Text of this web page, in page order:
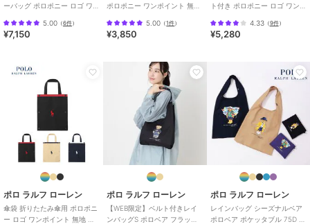
ーバッグ ポロポニー ロゴ ワン
5.00 （6件）
¥7,150
ポロポニー ワンポイント 無地
5.00 （1件）
¥3,850
ト付き ポロポニー ロゴ ワンポ
4.33（9件）
¥5,280
ポロ ラルフ ローレン
傘袋 折りたたみ傘用 ポロポニ
ー ロゴ ワンポイント 無地 パ
ポロ ラルフ ローレン
【WEB限定】ベルト付きレイ
ンバッグS ポロベア フラッグ
ポロ ラルフ ローレン
レインバッグ シーズナルベア
ポロベア ポケッタブル 75D ユ